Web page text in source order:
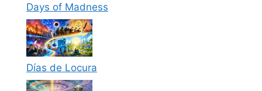
Days of Madness
Días de Locura